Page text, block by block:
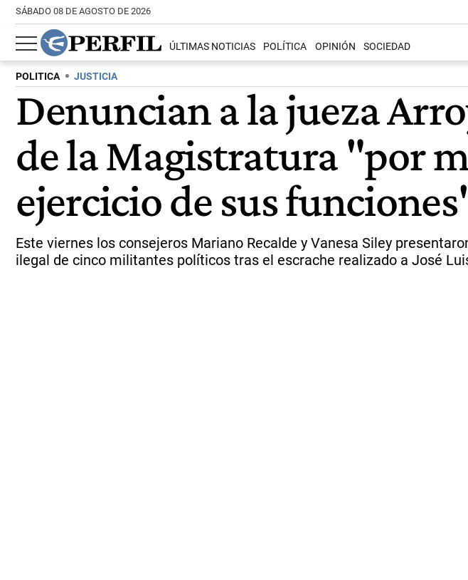
SÁBADO 08 DE AGOSTO DE 2026
ÚLTIMAS NOTICIAS POLÍTICA OPINIÓN SOCIEDAD
POLITICA JUSTICIA
Denuncian a la jueza
de la Magistratura "por
ejercicio de sus
Este viernes los consejeros Mariano Recalde y Vanesa Siley
ilegal de cinco militantes políticos tras el escrache realizado a José